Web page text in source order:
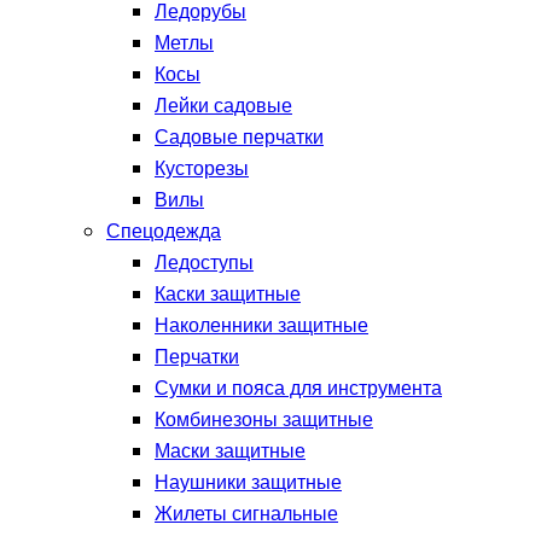
Ледорубы
Метлы
Косы
Лейки садовые
Садовые перчатки
Кусторезы
Вилы
Спецодежда
Ледоступы
Каски защитные
Наколенники защитные
Перчатки
Сумки и пояса для инструмента
Комбинезоны защитные
Маски защитные
Наушники защитные
Жилеты сигнальные